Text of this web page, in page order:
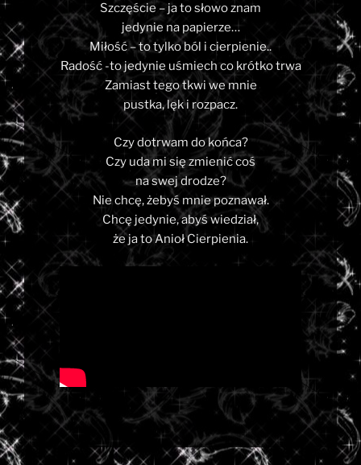
Szczęście – ja to słowo znam
jedynie na papierze…
Miłość – to tylko ból i cierpienie..
Radość -to jedynie uśmiech co krótko trwa
Zamiast tego tkwi we mnie
pustka, lęk i rozpacz.
Czy dotrwam do końca?
Czy uda mi się zmienić coś
na swej drodze?
Nie chcę, żebyś mnie poznawał.
Chcę jedynie, abyś wiedział,
że ja to Anioł Cierpienia.